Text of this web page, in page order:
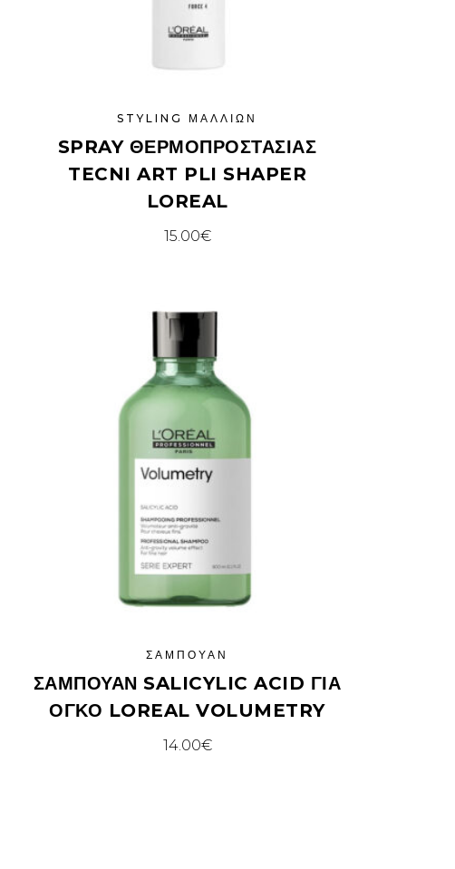
STYLING ΜΑΛΛΙΏΝ
SPRAY ΘΕΡΜΟΠΡΟΣΤΑΣΊΑΣ
TECNI ART PLI SHAPER
LOREAL
15.00€
ΣΑΜΠΟΥΆΝ
ΣΑΜΠΟΥΆΝ SALICYLIC ACID ΓΙΑ
ΌΓΚΟ LOREAL VOLUMETRY
14.00€